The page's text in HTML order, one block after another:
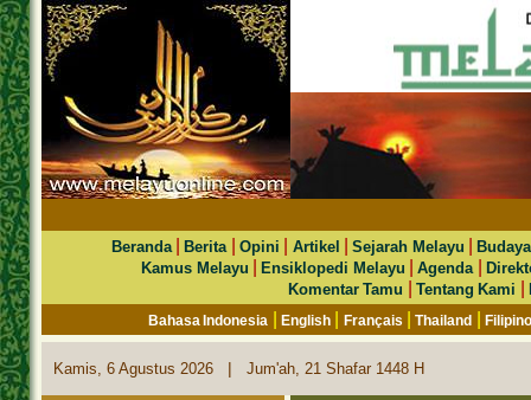
Beranda|Berita Opini Artikel |Sejarah Melayu |
Kamus Melayu
|Ensiklopedi Melayu |Agenda |
Komentar Tamu
|Tentang Kami |
Bahasa Indonesia |English Français |Thailand |
Kamis, 6 Agustus 2026 | Jum'ah, 21 Shafar 1448 H